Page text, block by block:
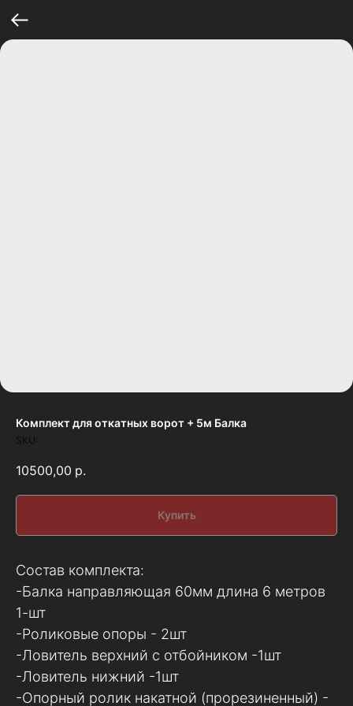
Комплект для откатных ворот + 5м Балка
SKU:
10500,00 р.
Купить
Состав комплекта:
-Балка направляющая 60мм длина 6 метров
1-шт
-Роликовые опоры - 2шт
-Ловитель верхний с отбойником -1шт
-Ловитель нижний -1шт
-Опорный ролик накатной (прорезиненный) -